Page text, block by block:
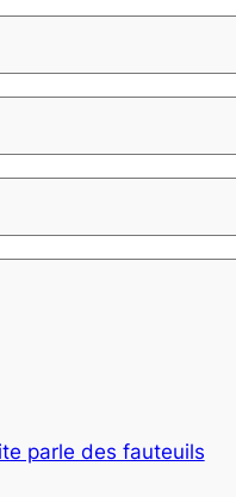
parle des fauteuils